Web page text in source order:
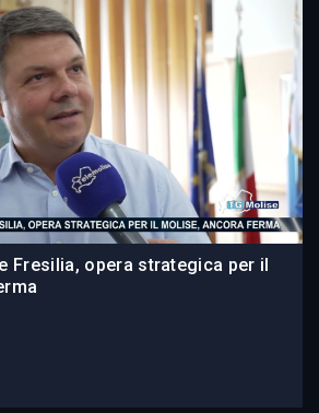
Fresilia, opera strategica per il